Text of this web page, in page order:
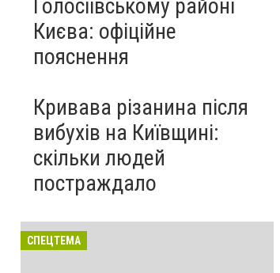
Голосіївському районі
Києва: офіційне
пояснення
Кривава різанина після
вибухів на Київщині:
скільки людей
постраждало
СПЕЦТЕМА